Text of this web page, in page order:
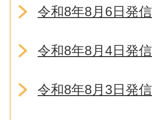
令和8年8月6日発信
令和8年8月4日発信
令和8年8月3日発信